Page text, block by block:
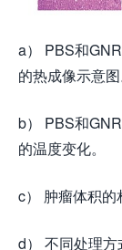
a） PBS和
的热成像示意图
b） PBS和
的温度变化。
c） 肿瘤体积的
d） 不同处理方